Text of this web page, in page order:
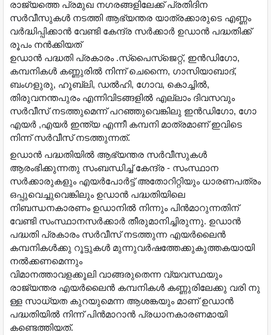
രാജ്യത്തെ പ്രമുഖ നഗരങ്ങളിലേക്ക് പ്രതിദിന
സർവീസുകൾ നടത്തി ആഭ്യന്തര യാത്രക്കാരുടെ എണ്ണം
വർദ്ധിപ്പിക്കാൻ വേണ്ടി കേന്ദ്ര സർക്കാർ ഉഡാൻ പദ്ധതിക്ക്
രൂപം നൻക്കിയത്
ഉഡാൻ പദ്ധതി പ്രകാരം .സ്പൈസ്ജെറ്റ്, ഇൻഡിഗോ,
കമ്പനികൾ കണ്ണുരിൽ നിന്ന് ചെന്നൈ, ഗാസിയാബാദ്,
ബംഗളുരു, ഹൂബ്ലി, ഡൽഹി, ഗോവ, കൊച്ചിൽ,
തിരുവനന്തപുരം എന്നിവിടങ്ങളിൽ എല്ലാം ദിവസവും
സർവീസ് നടത്തുമെന്ന് പറഞ്ഞുവെങ്കിലു ഇൻഡിഗോ, ഗോ
എയർ ,എയർ ഇന്ത്യ എന്നീ കമ്പനി മാത്രമാണ് ഇവിടെ
നിന്ന് സർവീസ് നടത്തുന്നത്.
ഉഡാൻ പദ്ധതിയിൽ ആഭ്യന്തര സർവീസുകൾ
ആരംഭിക്കുന്നതു സംബന്ധിച്ച് കേന്ദ്ര - സംസ്ഥാന
സർക്കാരുകളും എയർപോർട്ട് അതോറിറ്റിയും ധാരണപത്രം
ഒപ്പുവെച്ചുവെങ്കിലും ഉഡാൻ പദ്ധതിയിലെ
നിബന്ധനകാരണം ഉഡാനിൽ നിന്നും പിൻമാറുന്നതിന്
വേണ്ടി സംസ്ഥാനസർക്കാർ തീരുമാനിച്ചിരുന്നു. ഉഡാൻ
പദ്ധതി പ്രകാരം സർവീസ് നടത്തുന്ന എയർലൈൻ
കമ്പനികൾക്കു റൂട്ടുകൾ മുന്നുവർഷത്തേക്കുകുത്തകയായി
നൽക്കണമെന്നും
വിമാനത്താവളക്കൂലി വാങ്ങരുതെന്ന വ്യവസ്ഥയും
രാജ്യന്തര എയർലൈൻ കമ്പനികൾ കണ്ണുരിലേക്കു വരി നു
ള്ള സാധ്യത കുറയുമെന്ന ആശങ്കയും മാണ് ഉഡാൻ
പദ്ധതിയിൽ നിന്ന് പിൻമാറാൻ പ്രധാനകാരണമായി
കണ്ടെത്തിയത്.